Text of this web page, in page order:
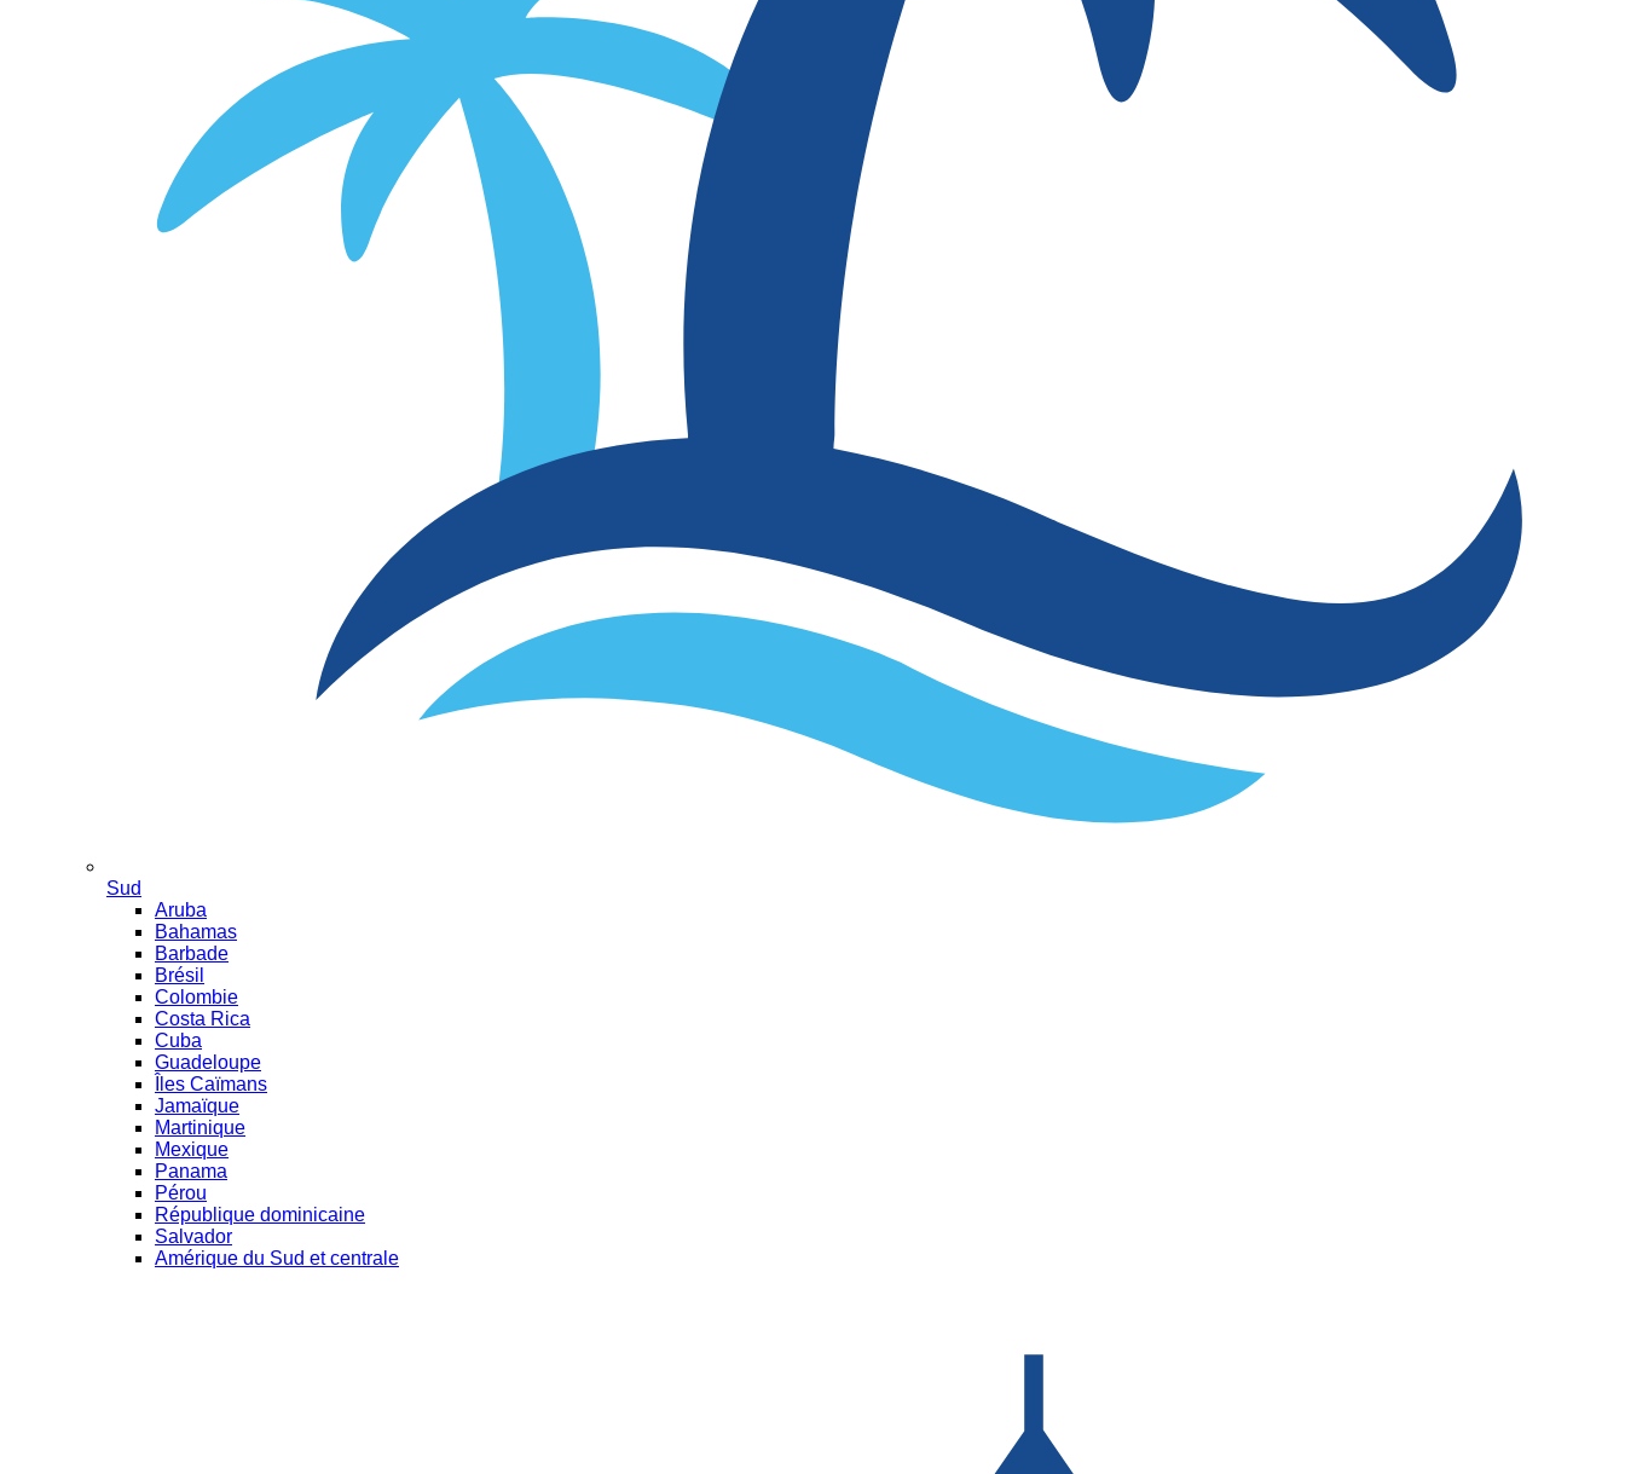
Sud
Aruba
Bahamas
Barbade
Brésil
Colombie
Costa Rica
Cuba
Guadeloupe
Îles Caïmans
Jamaïque
Martinique
Mexique
Panama
Pérou
République dominicaine
Salvador
Amérique du Sud et centrale